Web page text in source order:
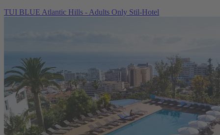
TUI BLUE Atlantic Hills - Adults Only Stil-Hotel